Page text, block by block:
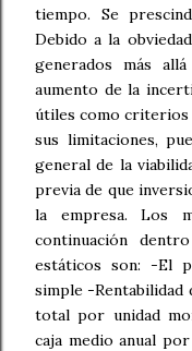
tiempo. Se
Debido a la
generados más
aumento de la
útiles como criterios
sus limitaciones,
general de la
previa de que
la empresa. Los
continuación
estáticos son: -El
simple -Rentabilidad
total por unidad
caja medio anual